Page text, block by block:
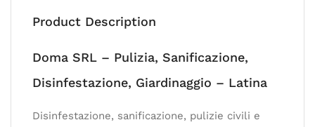
Product Description
Doma SRL – Pulizia, Sanificazione,
Disinfestazione, Giardinaggio – Latina
Disinfestazione, sanificazione, pulizie civili e